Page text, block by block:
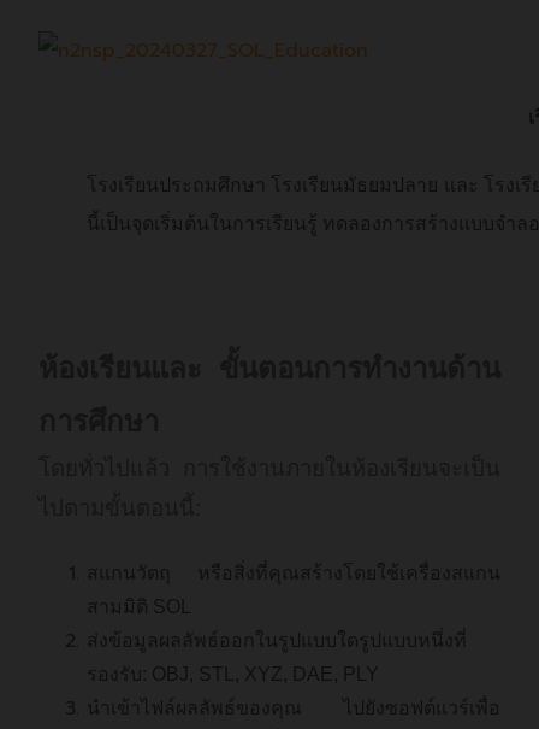
โรงเรียนประถมศึกษา โรงเรียนมัธยมปลาย และ โรง
นี้เป็นจุดเริ่มต้นในการเรียนรู้ ทดลองการสร้างแบบจำ
สแกนวัตถุ หรือสิ่งที่คุณสร้างโดยใช้เครื่องสแกน
สามมิติ SOL
ส่งข้อมูลผลลัพธ์ออกในรูปแบบใดรูปแบบหนึ่งที่
รองรับ: OBJ, STL, XYZ, DAE, PLY
นำเข้าไฟล์ผลลัพธ์ของคุณ ไปยังซอฟต์แวร์เพื่อ